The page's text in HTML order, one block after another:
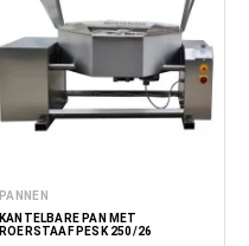
PANNEN
KANTELBARE PAN MET
ROERSTAAF PESK 250/26